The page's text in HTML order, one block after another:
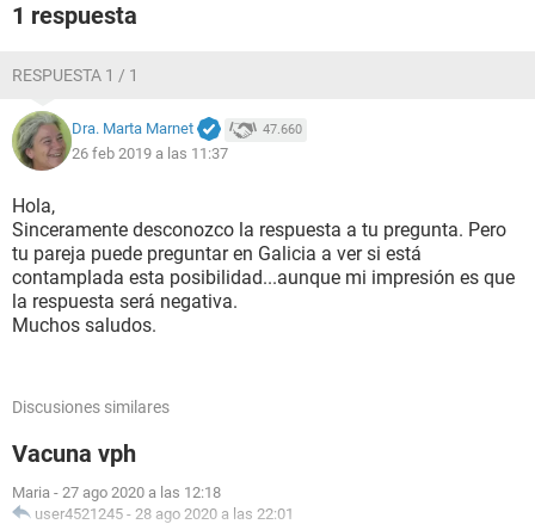
1 respuesta
RESPUESTA 1 / 1
Dra. Marta Marnet 47.660
26 feb 2019 a las 11:37
Hola,
Sinceramente desconozco la respuesta a tu pregunta. Pero
tu pareja puede preguntar en Galicia a ver si está
contamplada esta posibilidad...aunque mi impresión es que
la respuesta será negativa.
Muchos saludos.
Discusiones similares
Vacuna vph
Maria - 27 ago 2020 a las 12:18
user4521245 - 28 ago 2020 a las 22:01